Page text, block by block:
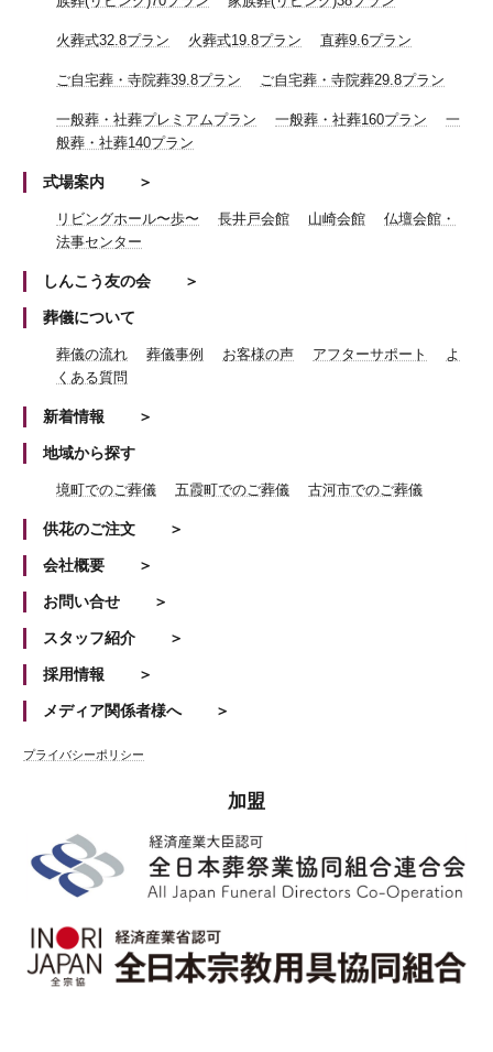
火葬式32.8プラン 火葬式19.8プラン 直葬9.6プラン
ご自宅葬・寺院葬39.8プラン ご自宅葬・寺院葬29.8プラン
一般葬・社葬プレミアムプラン 一般葬・社葬160プラン
一
般葬・社葬140プラン
式場案内
リビングホール〜歩〜 長井戸会館 山崎会館
仏壇会館・
法事センター
しんこう友の会
葬儀について
葬儀の流れ 葬儀事例 お客様の声 アフターサポート
よ
くある質問
新着情報
地域から探す
境町でのご葬儀 五霞町でのご葬儀 古河市でのご葬儀
供花のご注文
会社概要
お問い合せ
スタッフ紹介
採用情報
メディア関係者様へ
プライバシーポリシー
加盟